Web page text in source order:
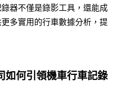
器不僅是錄影工具，還能成
多實用的行車數據分析，提
如何引領機車行車記錄